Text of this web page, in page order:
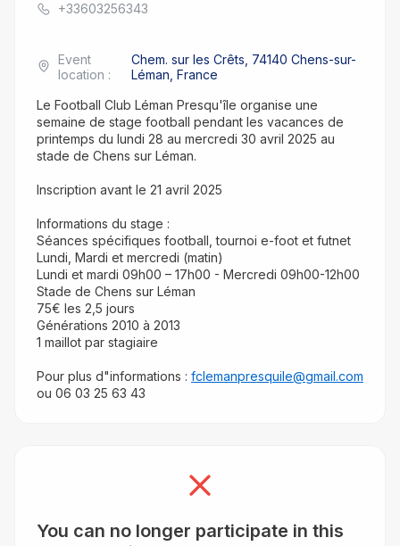
+33603256343
Event
location :
Chem. sur les Crêts, 74140 Chens-sur-
Léman, France
Le Football Club Léman Presqu'île organise une
semaine de stage football pendant les vacances de
printemps du lundi 28 au mercredi 30 avril 2025 au
stade de Chens sur Léman.
Inscription avant le 21 avril 2025
Informations du stage :
Séances spécifiques football, tournoi e-foot et futnet
Lundi, Mardi et mercredi (matin)
Lundi et mardi 09h00 – 17h00 - Mercredi 09h00-12h00
Stade de Chens sur Léman
75€ les 2,5 jours
Générations 2010 à 2013
1 maillot par stagiaire
Pour plus d"informations : fclemanpresquile@gmail.com
ou 06 03 25 63 43
You can no longer participate in this